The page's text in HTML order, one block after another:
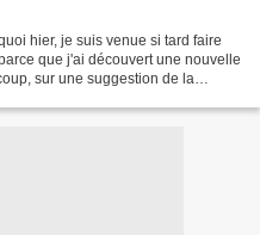
hier, je suis venue si tard faire
que j'ai découvert une nouvelle
sur une suggestion de la